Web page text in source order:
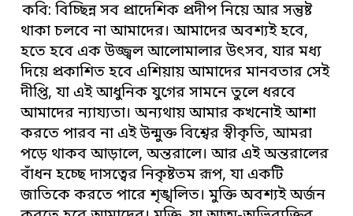
কবি: বিচ্ছিন্ন সব প্রাদেশিক প্রদীপ নিয়ে আর সন্তুষ্ট
থাকা চলবে না আমাদের। আমাদের অবশ্যই হবে,
হতে হবে এক উজ্জ্বল আলোমালার উৎসব, যার মধ্য
দিয়ে প্রকাশিত হবে এশিয়ায় আমাদের মানবতার সেই
দীপ্তি, যা এই আধুনিক যুগের সামনে তুলে ধরবে
আমাদের ন্যায্যতা। অন্যথায় আমার কখনোই আশা
করতে পারব না এই উন্মুক্ত বিশ্বের স্বীকৃতি, আমরা
পড়ে থাকব আড়ালে, অন্তরালে। আর এই অন্তরালের
বাঁধন হচ্ছে দাসত্বের নিকৃষ্টতম রূপ, যা একটি
জাতিকে করতে পারে শৃঙ্খলিত। মুক্তি অবশ্যই অর্জন